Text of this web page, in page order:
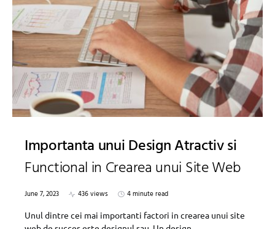
Importanta unui Design Atractiv si
Functional in Crearea unui Site Web
June 7, 2023 436 views
4 minute read
Unul dintre cei mai importanti factori in crearea unui site